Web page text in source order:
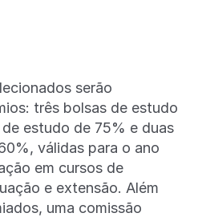
serão
três bolsas de estudo
estudo de 75% e duas
válidas para o ano
em cursos de
e extensão. Além
uma comissão